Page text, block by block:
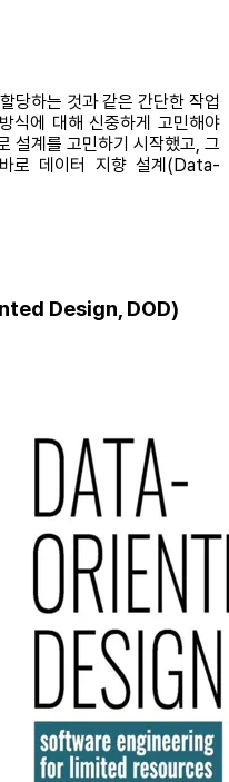
당하는 것과 같은 간단한 작업
식에 대해 신중하게 고민해야
설계를 고민하기 시작했고, 그
로 데이터 지향 설계(Data-
Design, DOD)